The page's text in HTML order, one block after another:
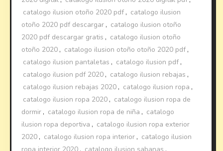
catalogo ilusion otoño 2020 pdf , catalogo ilusion
otoño 2020 pdf descargar , catalogo ilusion otoño
2020 pdf descargar gratis , catalogo ilusion otoño
otoño 2020 , catalogo ilusion otoño otoño 2020 pdf ,
catalogo ilusion pantaletas , catalogo ilusion pdf ,
catalogo ilusion pdf 2020 , catalogo ilusion rebajas ,
catalogo ilusion rebajas 2020 , catalogo ilusion ropa ,
catalogo ilusion ropa 2020 , catalogo ilusion ropa de
dormir , catalogo ilusion ropa de niña , catalogo
ilusion ropa deportiva , catalogo ilusion ropa exterior
2020 , catalogo ilusion ropa interior , catalogo ilusion
ropa interior 2020 , catalogo ilusion sabanas ,